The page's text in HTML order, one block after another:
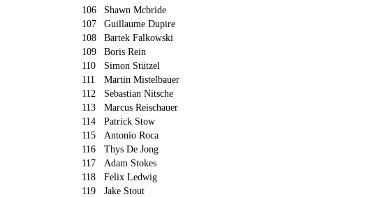
106
Shawn Mcbride
107
Guillaume Dupire
108
Bartek Falkowski
109
Boris Rein
110
Simon Stützel
111
Martin Mistelbauer
112
Sebastian Nitsche
113
Marcus Reischauer
114
Patrick Stow
115
Antonio Roca
116
Thys De Jong
117
Adam Stokes
118
Felix Ledwig
119
Jake Stout